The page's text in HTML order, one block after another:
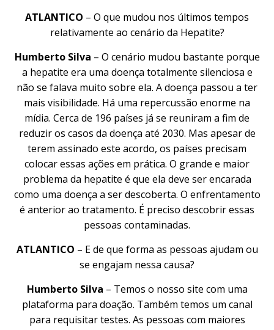
ATLANTICO – O que mudou nos últimos tempos
relativamente ao cenário da Hepatite?
Humberto Silva – O cenário mudou bastante porque
a hepatite era uma doença totalmente silenciosa e
não se falava muito sobre ela. A doença passou a ter
mais visibilidade. Há uma repercussão enorme na
mídia. Cerca de 196 países já se reuniram a fim de
reduzir os casos da doença até 2030. Mas apesar de
terem assinado este acordo, os países precisam
colocar essas ações em prática. O grande e maior
problema da hepatite é que ela deve ser encarada
como uma doença a ser descoberta. O enfrentamento
é anterior ao tratamento. É preciso descobrir essas
pessoas contaminadas.
ATLANTICO – E de que forma as pessoas ajudam ou
se engajam nessa causa?
Humberto Silva – Temos o nosso site com uma
plataforma para doação. Também temos um canal
para requisitar testes. As pessoas com maiores